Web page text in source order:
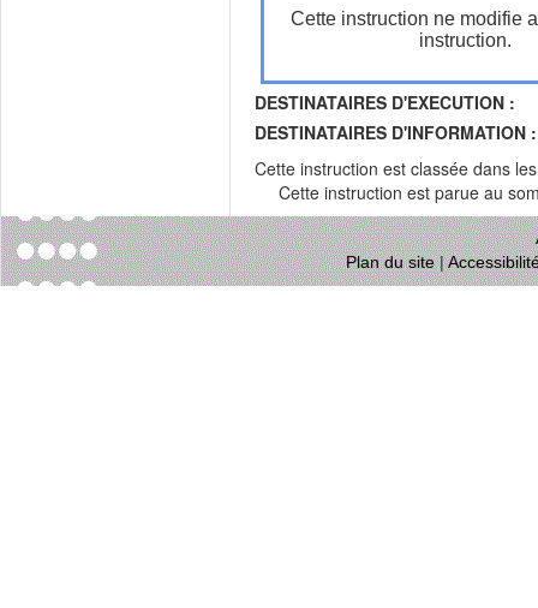
Cette instruction ne modifie
instruction.
DESTINATAIRES D'EXECUTION :
DESTINATAIRES D'INFORMATION :
Cette instruction est classée dans
Cette instruction est parue au
Plan du site|